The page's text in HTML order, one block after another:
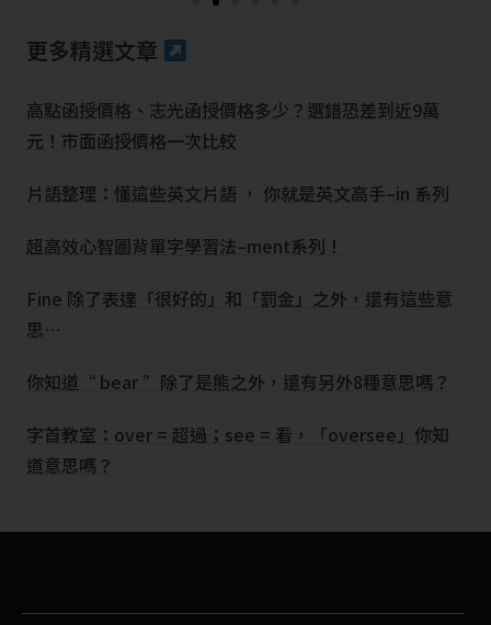
更多精選文章
高點函授價格、志光函授價格多少？選錯恐差到近9萬
元！市面函授價格一次比較
片語整理：懂這些英文片語 ， 你就是英文高手–in 系列
超高效心智圖背單字學習法–ment系列！
Fine 除了表達「很好的」和「罰金」之外，還有這些意
思…
你知道“ bear ”除了是熊之外，還有另外8種意思嗎？
字首教室：over = 超過；see = 看，「oversee」你知
道意思嗎？